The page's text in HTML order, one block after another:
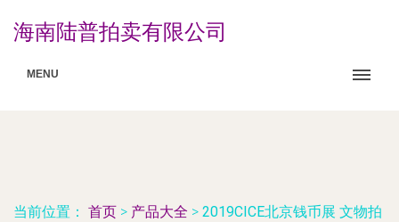
海南陆普拍卖有限公司
MENU
当前位置： 首页 > 产品大全 > 2019CICE北京钱币展 文物拍